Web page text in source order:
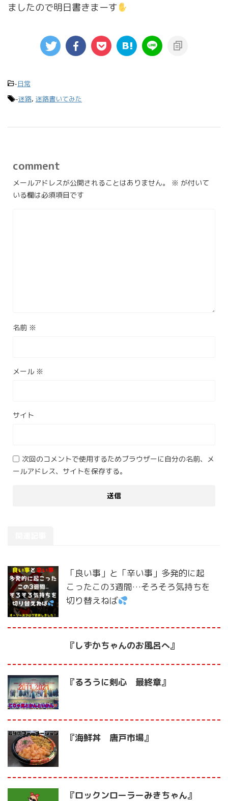
ましたので明日書きまーす
-日常
-迷路, 迷路書いてみた
comment
メールアドレスが公開されることはありません。 ※ が付いて
いる欄は必須項目です
名前 ※
メール ※
サイト
次回のコメントで使用するためブラウザーに自分の名前、メ
ールアドレス、サイトを保存する。
「良い事」と「辛い事」多発的に起
こったこの3週間…そろそろ気持ちを
切り替えねば
『しずかちゃんのお風呂へ』
『るろうに剣心 最終章』
『海鮮丼 唐戸市場』
『ロックンローラーみきちゃん』